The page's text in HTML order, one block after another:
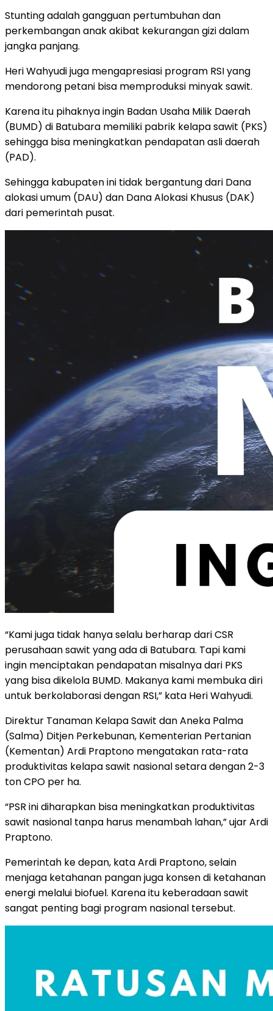
Stunting adalah gangguan pertumbuhan dan
perkembangan anak akibat kekurangan gizi dalam
jangka panjang.
Heri Wahyudi juga mengapresiasi program RSI yang
mendorong petani bisa memproduksi minyak sawit.
Karena itu pihaknya ingin Badan Usaha Milik Daerah
(BUMD) di Batubara memiliki pabrik kelapa sawit (PKS)
sehingga bisa meningkatkan pendapatan asli daerah
(PAD).
Sehingga kabupaten ini tidak bergantung dari Dana
alokasi umum (DAU) dan Dana Alokasi Khusus (DAK)
dari pemerintah pusat.
“Kami juga tidak hanya selalu berharap dari CSR
perusahaan sawit yang ada di Batubara. Tapi kami
ingin menciptakan pendapatan misalnya dari PKS
yang bisa dikelola BUMD. Makanya kami membuka diri
untuk berkolaborasi dengan RSI,” kata Heri Wahyudi.
Direktur Tanaman Kelapa Sawit dan Aneka Palma
(Salma) Ditjen Perkebunan, Kementerian Pertanian
(Kementan) Ardi Praptono mengatakan rata-rata
produktivitas kelapa sawit nasional setara dengan 2-3
ton CPO per ha.
“PSR ini diharapkan bisa meningkatkan produktivitas
sawit nasional tanpa harus menambah lahan,” ujar Ardi
Praptono.
Pemerintah ke depan, kata Ardi Praptono, selain
menjaga ketahanan pangan juga konsen di ketahanan
energi melalui biofuel. Karena itu keberadaan sawit
sangat penting bagi program nasional tersebut.